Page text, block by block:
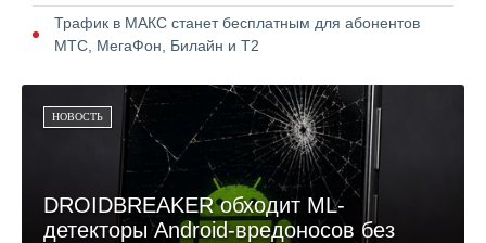
Трафик в МАКС станет бесплатным для абонентов
МТС, МегаФон, Билайн и Т2
НОВОСТЬ
DROIDBREAKER обходит ML-
детекторы Android-вредоносов без